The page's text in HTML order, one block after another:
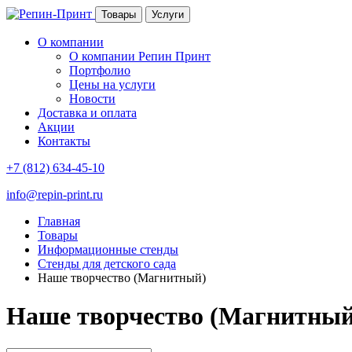
Товары Услуги
О компании
О компании Репин Принт
Портфолио
Цены на услуги
Новости
Доставка и оплата
Акции
Контакты
+7 (812) 634-45-10
info@repin-print.ru
Главная
Товары
Информационные стенды
Стенды для детского сада
Наше творчество (Магнитный)
Наше творчество